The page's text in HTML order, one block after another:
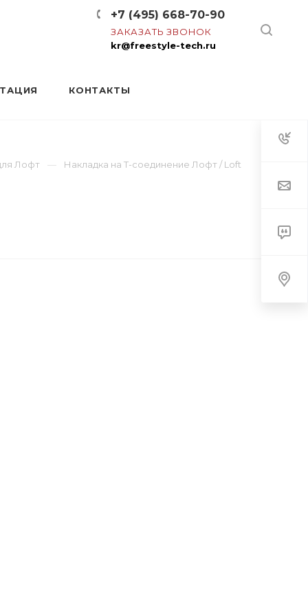
+7 (495) 668-70-90
ЗАКАЗАТЬ ЗВОНОК
kr@freestyle-tech.ru
КОНТАКТЫ
Лофт Накладка на Т-соединение Лофт / Loft